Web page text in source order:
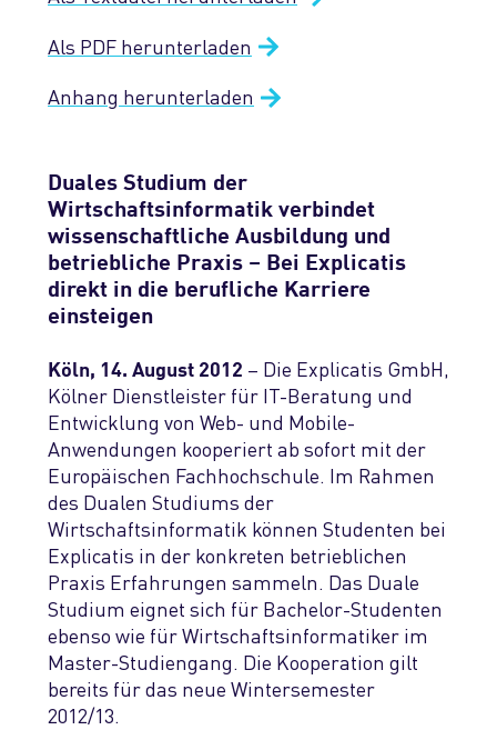
Übersicht
Webanwendungen
Cloud-Lösungen
Desktopanwendungen
3D-Software
ERP-Systeme
Technologien
Übersicht
Java
PHP
Cloud & Serverless
Mobile Apps
Web-Frontend
CMS
KI-Schulung
KI-gestützte Software-Modernisierung
Geräte- & Datenverwaltung
Apps & User Interfaces
Enterprise GPT
Referenzprojekte
Auszeichnungen & Zertifizierungen
Pressemitteilungen
Standorte
Unser Explicafé
Stellenangebote
Bewerbungsprozess
Kontakt
Als PDF herunterladen
Anhang herunterladen
Duales Studium der
Wirtschaftsinformatik verbindet
wissenschaftliche Ausbildung und
betriebliche Praxis – Bei Explicatis
direkt in die berufliche Karriere
einsteigen
Köln, 14. August 2012 – Die Explicatis GmbH,
Kölner Dienstleister für IT-Beratung und
Entwicklung von Web- und Mobile-
Anwendungen kooperiert ab sofort mit der
Europäischen Fachhochschule. Im Rahmen
des Dualen Studiums der
Wirtschaftsinformatik können Studenten bei
Explicatis in der konkreten betrieblichen
Praxis Erfahrungen sammeln. Das Duale
Studium eignet sich für Bachelor-Studenten
ebenso wie für Wirtschaftsinformatiker im
Master-Studiengang. Die Kooperation gilt
bereits für das neue Wintersemester
2012/13.